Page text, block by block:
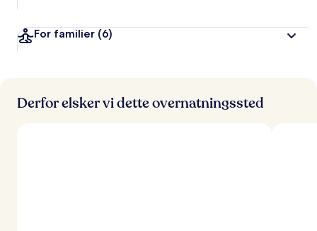
For familier (6)
Derfor elsker vi dette overnatningssted